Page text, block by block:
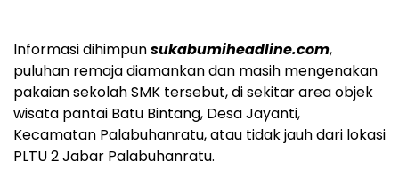
Informasi dihimpunsukabumiheadline.com,
puluhan remaja diamankan dan masih mengenakan
pakaian sekolah SMK tersebut, di sekitar area objek
wisata pantai Batu Bintang, Desa Jayanti,
Kecamatan Palabuhanratu, atau tidak jauh dari lokasi
PLTU 2 Jabar Palabuhanratu.